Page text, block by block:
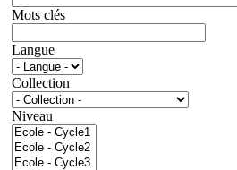
Mots clés
Langue
Collection
Niveau